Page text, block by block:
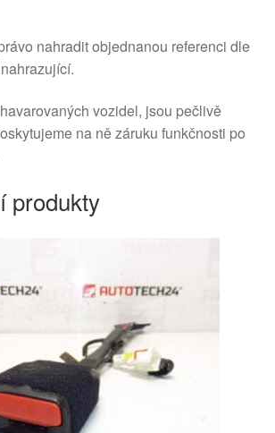
nahradit objednanou referenci dle
vozidel, jsou pečlivě
na ně záruku funkčnosti po
produkty